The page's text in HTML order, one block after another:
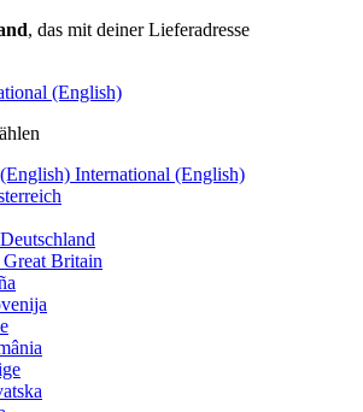
, das mit deiner Lieferadresse
(English)
International (English)
Deutschland
Great Britain